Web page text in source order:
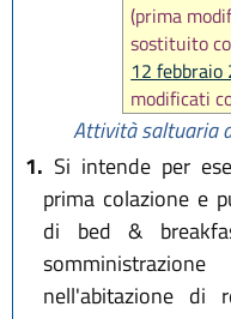
(prima
sostituito
12 febbraio
modificati
L.R. 25
aggiunto
sostituito
27
Attività saltuaria
1. Si intende per
prima colazione e
di bed &
nell'abitazione di